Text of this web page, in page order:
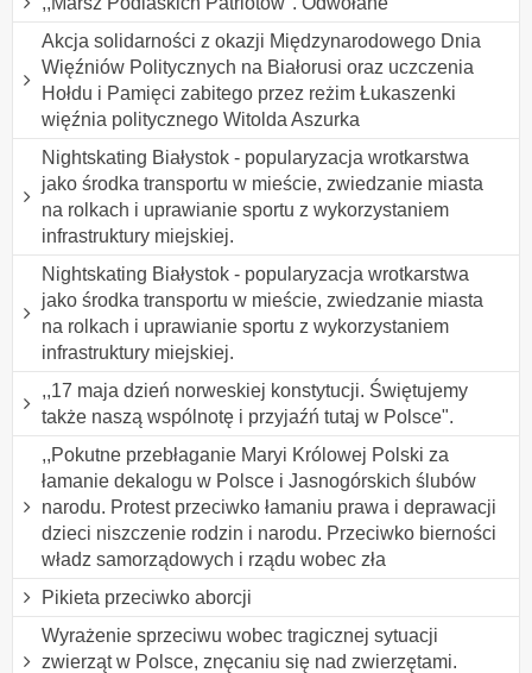
Akcja solidarności z okazji Międzynarodowego Dnia
Więźniów Politycznych na Białorusi oraz uczczenia
Hołdu i Pamięci zabitego przez reżim Łukaszenki
więźnia politycznego Witolda Aszurka
Nightskating Białystok - popularyzacja wrotkarstwa
jako środka transportu w mieście, zwiedzanie miasta
na rolkach i uprawianie sportu z wykorzystaniem
infrastruktury miejskiej.
Nightskating Białystok - popularyzacja wrotkarstwa
jako środka transportu w mieście, zwiedzanie miasta
na rolkach i uprawianie sportu z wykorzystaniem
infrastruktury miejskiej.
,,17 maja dzień norweskiej konstytucji. Świętujemy
także naszą wspólnotę i przyjaźń tutaj w Polsce".
,,Pokutne przebłaganie Maryi Królowej Polski za
łamanie dekalogu w Polsce i Jasnogórskich ślubów
narodu. Protest przeciwko łamaniu prawa i deprawacji
dzieci niszczenie rodzin i narodu. Przeciwko bierności
władz samorządowych i rządu wobec zła
Pikieta przeciwko aborcji
Wyrażenie sprzeciwu wobec tragicznej sytuacji
zwierząt w Polsce, znęcaniu się nad zwierzętami.